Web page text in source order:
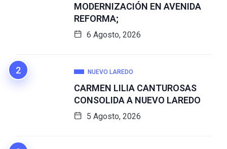
MODERNIZACIÓN EN AVENIDA
REFORMA;
6 Agosto, 2026
NUEVO LAREDO
CARMEN LILIA CANTUROSAS
CONSOLIDA A NUEVO LAREDO
5 Agosto, 2026